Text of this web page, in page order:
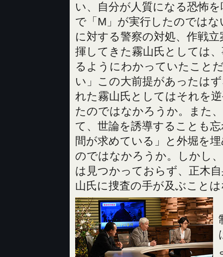
い、自分が人質になる恐怖
で「M」が実行したのでは
に対する警察の対処、作戦
揮してきた霧山氏としては
るようにわかっていたこと
い」この大前提があったは
れた霧山氏としてはそれを
たのではなかろうか。また
て、世論を誘導することも
間が求めている」と外堀を
のではなかろうか。しかし
は見つかっておらず、正木
山氏に捜査の手が及ぶこと